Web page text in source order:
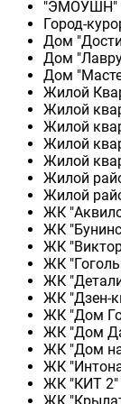
"ЭМОУШН"
Город-
Дом
Дом
Дом
Жилой
Жилой
Жилой
Жилой
Жилой
Жилой
Жилой
ЖК
ЖК
ЖК
ЖК
ЖК
ЖК "Дзен-
ЖК "Дом
ЖК "Дом
ЖК "Дом
ЖК
ЖК "КИТ 2"